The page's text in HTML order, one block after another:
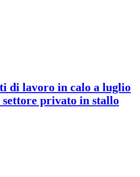
di lavoro in calo a luglio
settore privato in stallo